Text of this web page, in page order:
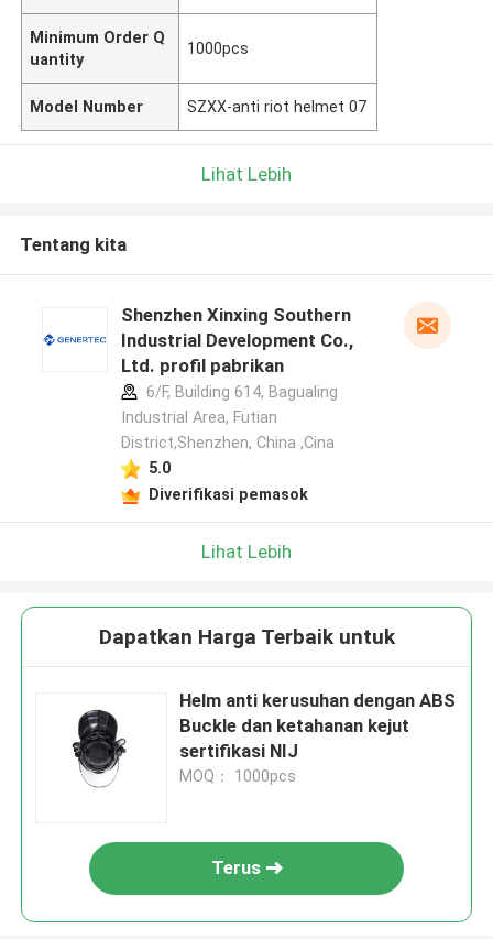
Minimum Order Q
uantity
1000pcs
Model Number SZXX-anti riot helmet 07
Lihat Lebih
Tentang kita
Shenzhen Xinxing Southern
Industrial Development Co.,
Ltd. profil pabrikan
6/F, Building 614, Bagualing
Industrial Area, Futian
District,Shenzhen, China ,Cina
5.0
Diverifikasi pemasok
Lihat Lebih
Dapatkan Harga Terbaik untuk
Helm anti kerusuhan dengan ABS
Buckle dan ketahanan kejut
sertifikasi NIJ
MOQ： 1000pcs
Terus